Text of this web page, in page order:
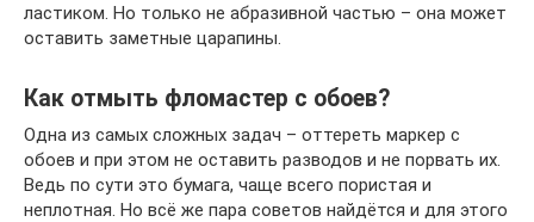
ластиком. Но только не абразивной частью – она может
оставить заметные царапины.
Как отмыть фломастер с обоев?
Одна из самых сложных задач – оттереть маркер с
обоев и при этом не оставить разводов и не порвать их.
Ведь по сути это бумага, чаще всего пористая и
неплотная. Но всё же пара советов найдётся и для этого